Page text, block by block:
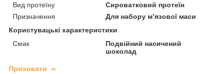
Вид протеїну
Сироватковий протеїн
Призначення
Для набору м’язової маси
Користувацькі характеристики
Смак
Подвійний насичений
шоколад
Приховати